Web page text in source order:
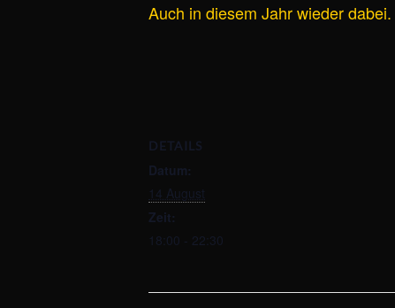
Auch in diesem Jahr wieder dabei.
DETAILS
Datum:
14 August
Zeit:
18:00 - 22:30